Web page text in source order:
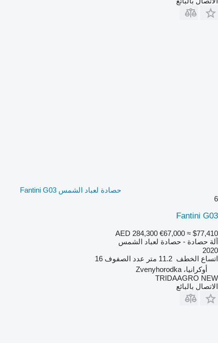
حصادة لعباد الشمس Fantini G03
6
Fantini G03
AED 284,300 €67,000 ≈ $77,410
آلة حصادة - حصادة لعباد الشمس
2020
اتساع الخطف 11.2 متر عدد الصفوف 16
أوكرانيا، Zvenyhorodka
TRIDAAGRO NEW
الاتصال بالبائع